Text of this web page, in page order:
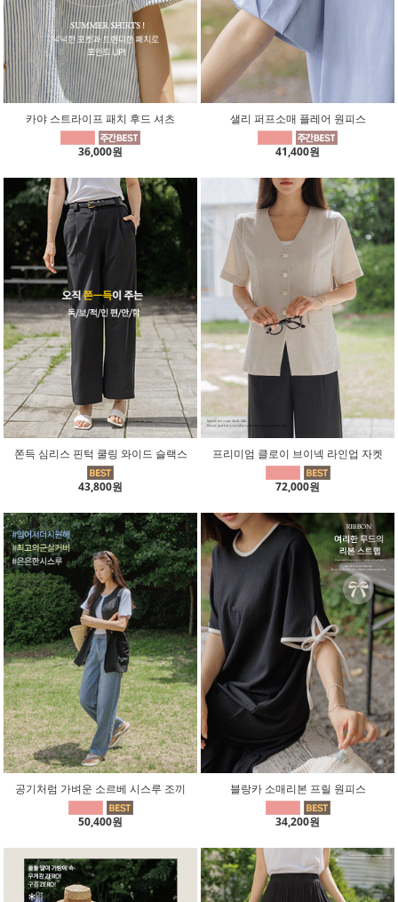
카야 스트라이프 패치 후드 셔츠
36,000원
샐리 퍼프소매 플레어 원피스
41,400원
쫀득 심리스 핀턱 쿨링 와이드 슬랙스
43,800원
프리미엄 클로이 브이넥 라인업 자켓
72,000원
공기처럼 가벼운 소르베 시스루 조끼
50,400원
블랑카 소매리본 프릴 원피스
34,200원